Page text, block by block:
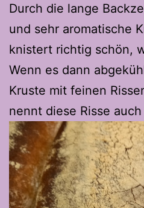
Durch die lange
und sehr aromatische
knistert richtig schön,
Wenn es dann
Kruste mit feinen
nennt diese Risse